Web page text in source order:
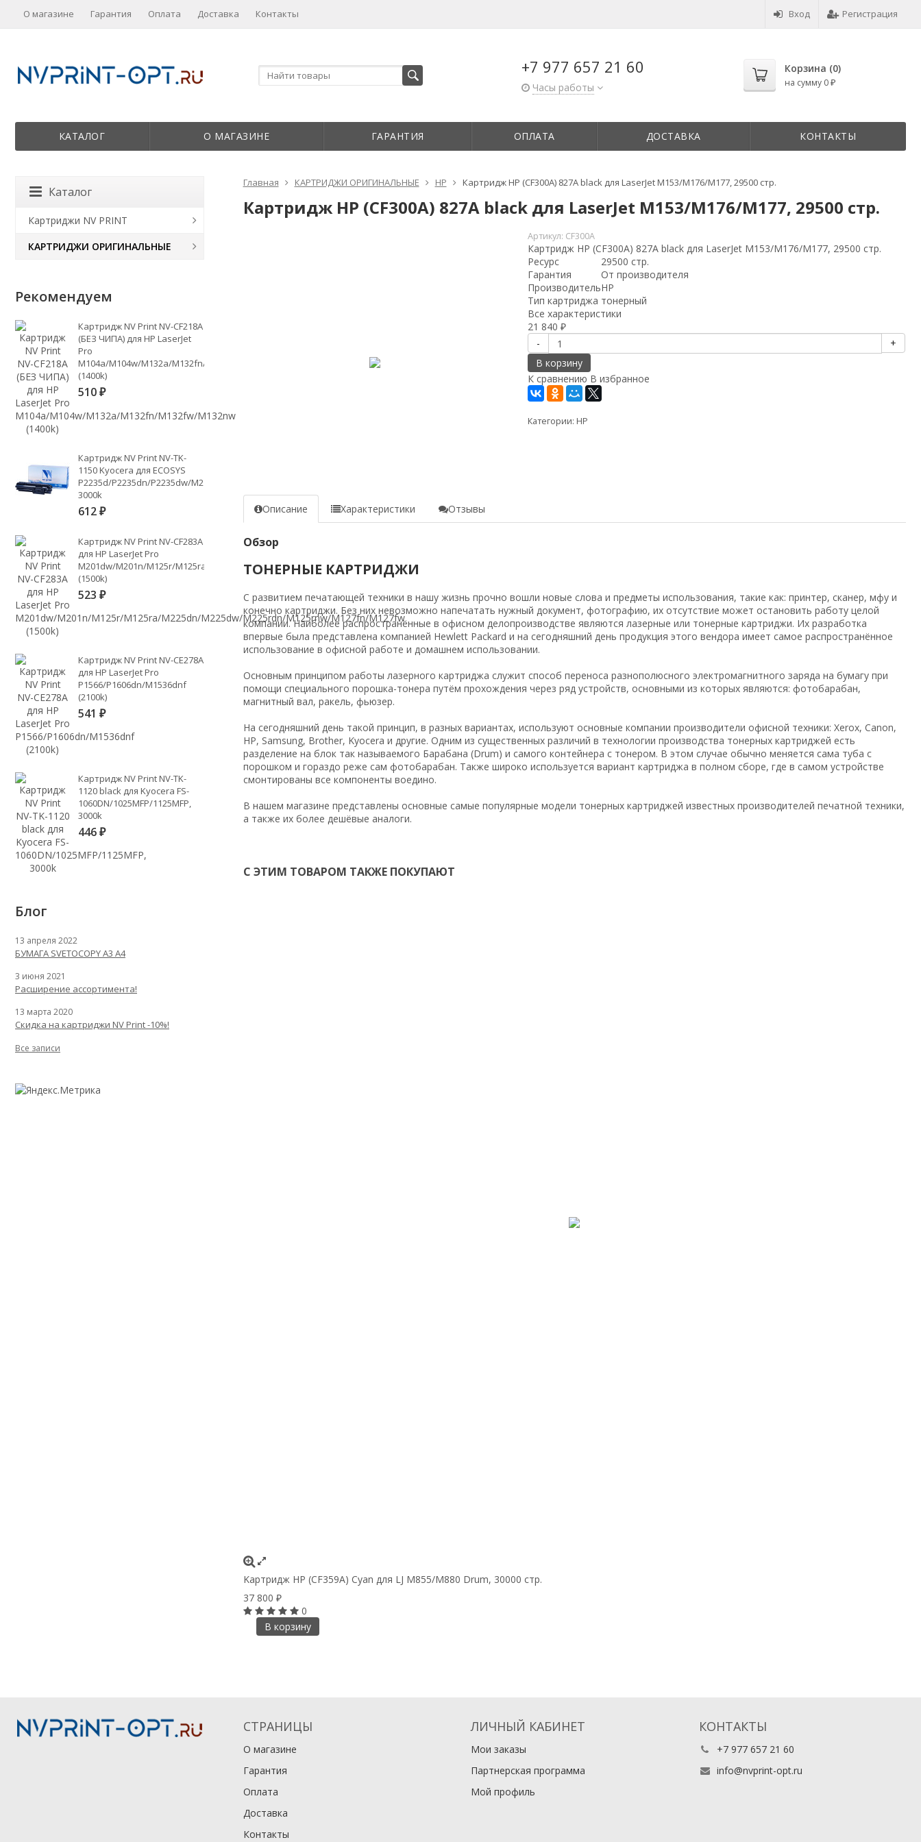
Вход Регистрация
О магазине Гарантия Оплата Доставка Контакты
+7 977 657 21 60
Часы работы
Корзина (0)
на сумму 0 ₽
КАТАЛОГ О МАГАЗИНЕ ГАРАНТИЯ ОПЛАТА ДОСТАВКА КОНТАКТЫ
Главная КАРТРИДЖИ ОРИГИНАЛЬНЫЕ HP Картридж HP (CF300A) 827A black для LaserJet M153/M176/M177, 29500 стр.
Картридж HP (CF300A) 827A black для LaserJet M153/M176/M177, 29500 стр.
Артикул: CF300A
Картридж HP (CF300A) 827A black для LaserJet M153/M176/M177, 29500 стр.
Ресурс
29500 стр.
Гарантия
От производителя
ПроизводительHP
Тип картриджа тонерный
Все характеристики
21 840₽
-
+
В корзину
К сравнению В избранное
Категории: HP
Описание Характеристики Отзывы
Обзор
ТОНЕРНЫЕ КАРТРИДЖИ
С развитием печатающей техники в нашу жизнь прочно вошли новые слова и предметы использования, такие как: принтер, сканер, мфу и
конечно картриджи. Без них невозможно напечатать нужный документ, фотографию, их отсутствие может остановить работу целой
компании. Наиболее распространённые в офисном делопроизводстве являются лазерные или тонерные картриджи. Их разработка
впервые была представлена компанией Hewlett Packard и на сегодняшний день продукция этого вендора имеет самое распространённое
использование в офисной работе и домашнем использовании.
Основным принципом работы лазерного картриджа служит способ переноса разнополюсного электромагнитного заряда на бумагу при
помощи специального порошка-тонера путём прохождения через ряд устройств, основными из которых являются: фотобарабан,
магнитный вал, ракель, фьюзер.
На сегодняшний день такой принцип, в разных вариантах, используют основные компании производители офисной техники: Xerox, Canon,
HP, Samsung, Brother, Kyocera и другие. Одним из существенных различий в технологии производства тонерных картриджей есть
разделение на блок так называемого Барабана (Drum) и самого контейнера с тонером. В этом случае обычно меняется сама туба с
порошком и гораздо реже сам фотобарабан. Также широко используется вариант картриджа в полном сборе, где в самом устройстве
смонтированы все компоненты воедино.
В нашем магазине представлены основные самые популярные модели тонерных картриджей известных производителей печатной техники,
а также их более дешёвые аналоги.
С ЭТИМ ТОВАРОМ ТАКЖЕ ПОКУПАЮТ
Kартридж HP (CF359A) Cyan для LJ M855/M880 Drum, 30000 стр.
37 800 ₽
0
В корзину
Каталог
Картриджи NV PRINT
КАРТРИДЖИ ОРИГИНАЛЬНЫЕ
Рекомендуем
Картридж NV Print NV-CF218A
(БЕЗ ЧИПА) для HP LaserJet
Pro
M104a/M104w/M132a/M132fn/M132fw/M132nw
(1400k)
510 ₽
Картридж NV Print NV-TK-
1150 Kyocera для ECOSYS
P2235d/P2235dn/P2235dw/M2135dn/M2635dn/M2635dw/M2735dw,
3000k
612 ₽
Картридж NV Print NV-CF283A
для HP LaserJet Pro
M201dw/M201n/M125r/M125ra/M225dn/M225dw/M225rdn/M125rnw/M127fn/M127fw
(1500k)
523 ₽
Картридж NV Print NV-CE278A
для HP LaserJet Pro
P1566/P1606dn/M1536dnf
(2100k)
541 ₽
Картридж NV Print NV-TK-
1120 black для Kyocera FS-
1060DN/1025MFP/1125MFP,
3000k
446 ₽
Блог
13 апреля 2022
БУМАГА SVETOCOPY A3 A4
3 июня 2021
Расширение ассортимента!
13 марта 2020
Скидка на картриджи NV Print -10%!
Все записи
СТРАНИЦЫ
О магазине
Гарантия
Оплата
Доставка
Контакты
ЛИЧНЫЙ КАБИНЕТ
Мои заказы
Партнерская программа
Мой профиль
КОНТАКТЫ
+7 977 657 21 60
info@nvprint-opt.ru